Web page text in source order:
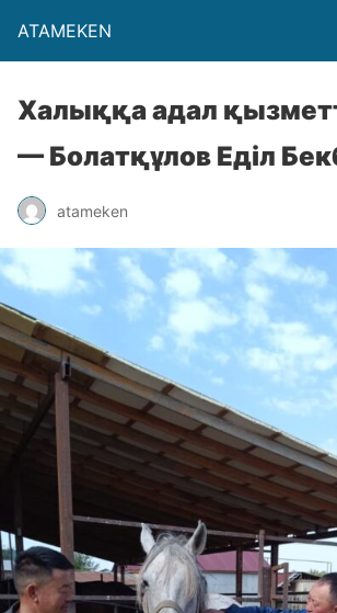
ATAMEKEN
Халыққа адал
— Болатқұлов Еділ
atameken